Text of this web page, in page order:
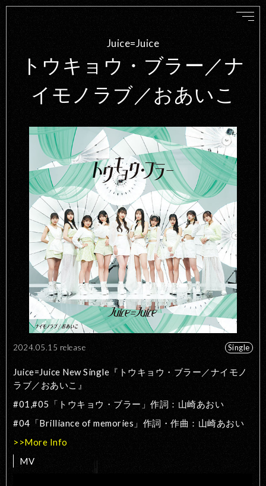
Juice=Juice
トウキョウ・ブラー／ナ
イモノラブ／おあいこ
2024.05.15 release Single
Juice=Juice New Single『トウキョウ・ブラー／ナイモノ
ラブ／おあいこ』
#01,#05「トウキョウ・ブラー」作詞：山崎あおい
#04「Brilliance of memories」作詞・作曲：山崎あおい
>>More Info
MV